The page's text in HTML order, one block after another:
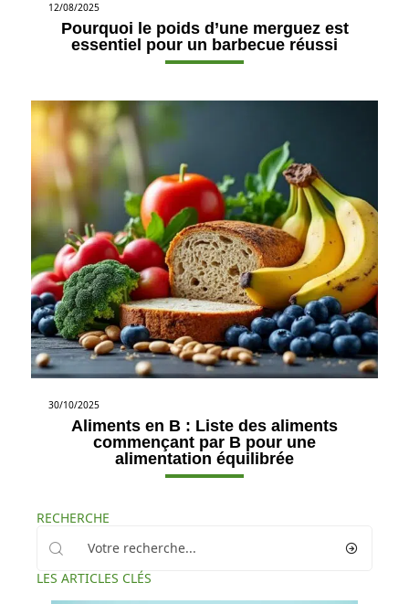
12/08/2025
Pourquoi le poids d’une merguez est
essentiel pour un barbecue réussi
30/10/2025
Aliments en B : Liste des aliments
commençant par B pour une
alimentation équilibrée
RECHERCHE
LES ARTICLES CLÉS